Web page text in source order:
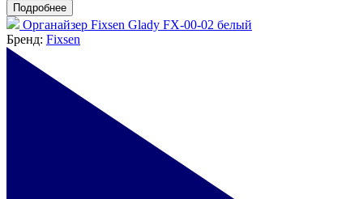
Подробнее
Органайзер Fixsen Glady FX-00-02 белый
Бренд: Fixsen